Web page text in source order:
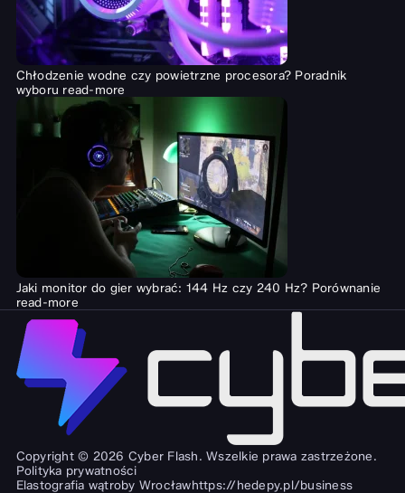
Chłodzenie wodne czy powietrzne procesora? Poradnik
wyboru read-more
Jaki monitor do gier wybrać: 144 Hz czy 240 Hz? Porównanie
read-more
Copyright © 2026 Cyber Flash. Wszelkie prawa zastrzeżone.
Polityka prywatności
Elastografia wątroby Wrocławhttps://hedepy.pl/business